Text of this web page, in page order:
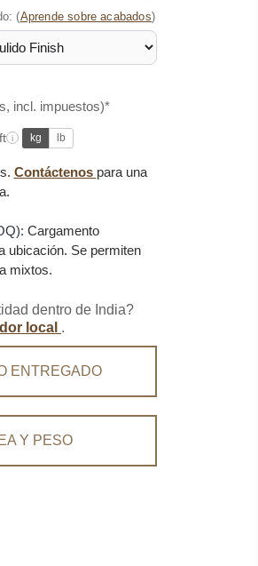
(Aprende sobre acabados)
incl. impuestos)*
i kg lb
Contáctenos para una
Cargamento
ubicación. Se permiten
mixtos.
dentro de India?
local .
ENTREGADO
Y PESO